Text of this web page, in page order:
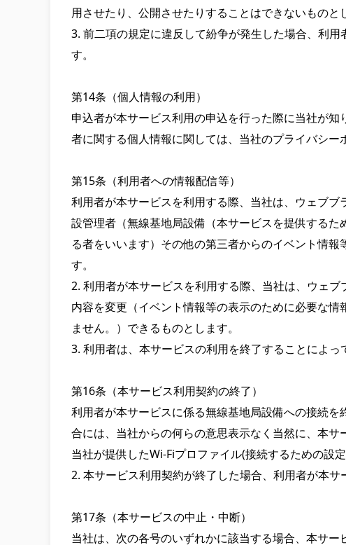
用させたり、公開させたりすることはできないものと
3. 前二項の規定に違反して紛争が発生した場合、利
す。
第14条（個人情報の利用）
申込者が本サービス利用の申込を行った際に当社が
者に関する個人情報に関しては、当社のプライバシー
第15条（利用者への情報配信等）
利用者が本サービスを利用する際、当社は、ウェブ
設管理者（無線基地局設備（本サービスを提供する
る者をいいます）その他の第三者からのイベント情
す。
2. 利用者が本サービスを利用する際、当社は、ウェ
内容を変更（イベント情報等の表示のために必要な
ません。）できるものとします。
3. 利用者は、本サービスの利用を終了することによ
第16条（本サービス利用契約の終了）
利用者が本サービスに係る無線基地局設備への接続
合には、当社からの何らの意思表示なく当然に、本サ
当社が提供したWi-Fiプロファイル(接続するための設
2. 本サービス利用契約が終了した場合、利用者が本
第17条（本サービスの中止・中断）
当社は、次の各号のいずれかに該当する場合、本サー